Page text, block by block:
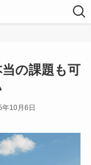
の課題も可
10月6日